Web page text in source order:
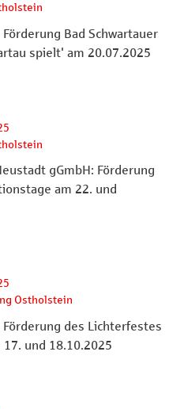
Bad Schwartauer
spielt' am 20.07.2025
gGmbH: Förderung
am 22. und
Ostholstein
Förderung des Lichterfestes
und 18.10.2025